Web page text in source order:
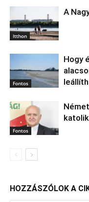
Itthon
A
Fontos
Hogy
Fontos
HOZZÁSZÓLOK A